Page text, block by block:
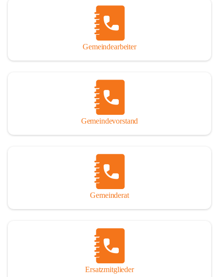
Andreas Rohatsch wurde auf das System der Fußnoten verzichtet.
Wo eine genaue Quellenangabe sinnvoll und notwendig erschien,
sind die entsprechenden Quellenhinweise in den fließenden Text
eingearbeitet. Der leichteren Lesbarkeit halber ist auch von einer
streng gendergerechten Ausdrucksform Abstand genommen
So darf ich Sie zu einer interessanten, vergnüglichen und
manchmal auch nachdenklich machenden Zeitreise durch die
Jahrhunderte, ja Jahrtausende alte Geschichte von der Steinzeit
einladen.
Gemeindearbeiter
Gemeindevorstand
Gemeinderat
Ersatzmitglieder